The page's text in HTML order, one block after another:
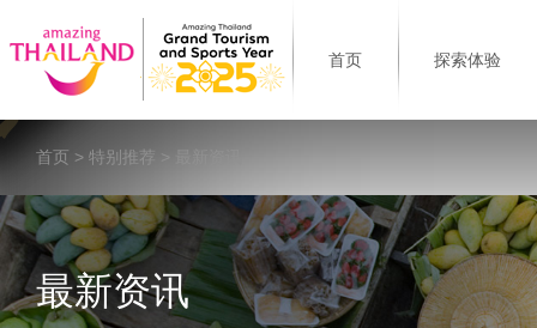
首页 探索体验
首页 > 特别推荐 > 最新资讯
最新资讯